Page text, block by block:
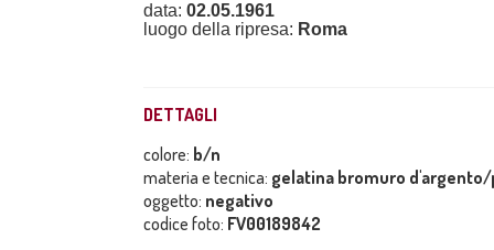
data: 02.05.1961
luogo della ripresa: Roma
DETTAGLI
colore: b/n
materia e tecnica: gelatina bromuro
oggetto: negativo
codice foto: FV00189842